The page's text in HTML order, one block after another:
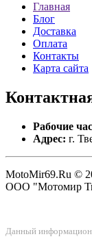
Главная
Блог
Доставка
Оплата
Контакты
Карта сайта
Рабочие
Адрес: г.
MotoMir69.Ru ©
ООО "Мотомир
Данный